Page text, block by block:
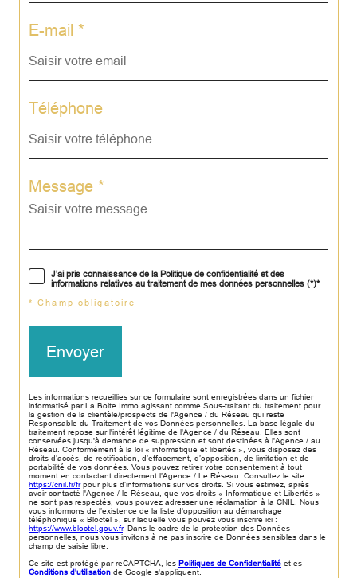
E-mail *
Téléphone
Message *
J'ai pris connaissance de la Politique de confidentialité et des
informations relatives au traitement de mes données personnelles (*)*
* Champ obligatoire
Envoyer
Les informations recueillies sur ce formulaire sont enregistrées dans un fichier
informatisé par La Boite Immo agissant comme Sous-traitant du traitement pour
la gestion de la clientèle/prospects de l'Agence / du Réseau qui reste
Responsable du Traitement de vos Données personnelles. La base légale du
traitement repose sur l'intérêt légitime de l'Agence / du Réseau. Elles sont
conservées jusqu'à demande de suppression et sont destinées à l'Agence / au
Réseau. Conformément à la loi « informatique et libertés », vous disposez des
droits d’accès, de rectification, d’effacement, d’opposition, de limitation et de
portabilité de vos données. Vous pouvez retirer votre consentement à tout
moment en contactant directement l’Agence / Le Réseau. Consultez le site
https://cnil.fr/frpour plus d’informations sur vos droits. Si vous estimez, après
avoir contacté l'Agence / le Réseau, que vos droits « Informatique et Libertés »
ne sont pas respectés, vous pouvez adresser une réclamation à la CNIL. Nous
vous informons de l’existence de la liste d'opposition au démarchage
téléphonique « Bloctel », sur laquelle vous pouvez vous inscrire ici :
https://www.bloctel.gouv.fr. Dans le cadre de la protection des Données
personnelles, nous vous invitons à ne pas inscrire de Données sensibles dans le
champ de saisie libre.
Ce site est protégé par reCAPTCHA, les Politiques de Confidentialité et es
Conditions d'utilisation de Google s'appliquent.